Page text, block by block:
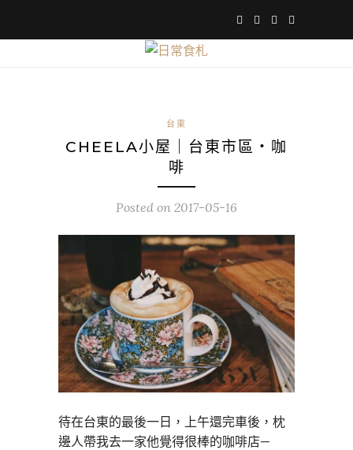
台東
CHEELA小屋｜台東市區・咖
啡
Posted on 2017-05-16
待在台東的最後一日，上午還完車後，枕
邊人帶我去一家他覺得很棒的咖啡店—